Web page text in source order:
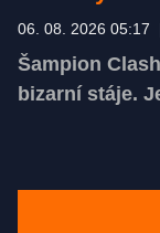
06. 08. 2026 05:17
Šampion
bizarní stáje.